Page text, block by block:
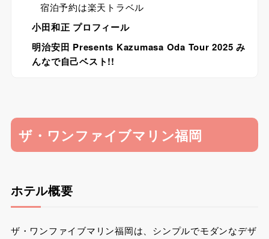
宿泊予約は楽天トラベル
小田和正 プロフィール
明治安田 Presents Kazumasa Oda Tour 2025 み
んなで自己ベスト!!
ザ・ワンファイブマリン福岡
ホテル概要
ザ・ワンファイブマリン福岡は、シンプルでモダンなデザ